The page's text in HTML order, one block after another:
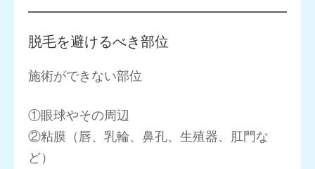
脱毛を避けるべき部位
施術ができない部位
①眼球やその周辺
②粘膜（唇、乳輪、鼻孔、生殖器、肛門な
ど）